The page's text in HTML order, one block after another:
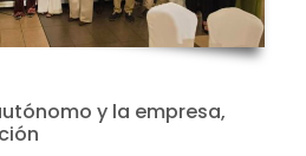
y la empresa,